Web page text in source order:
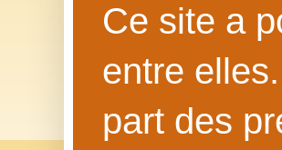
Ce site a
entre
part des